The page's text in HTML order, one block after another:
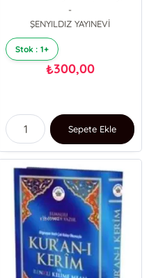
-
ŞENYILDIZ YAYINEVİ
Stok : 1+
₺300,00
Sepete Ekle